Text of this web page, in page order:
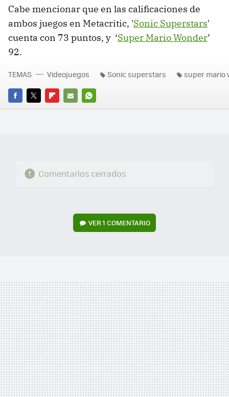
Cabe mencionar que en las calificaciones de
ambos juegos en Metacritic, 'Sonic Superstars'
cuenta con 73 puntos, y ‘Super Mario Wonder’
92.
FACEBOOK
TWITTERFLIPBOARD
E-
WHATSAPP
TEMAS Videojuegos Sonic superstars super mario
Comentarios cerrados
VER1 COMENTARIO